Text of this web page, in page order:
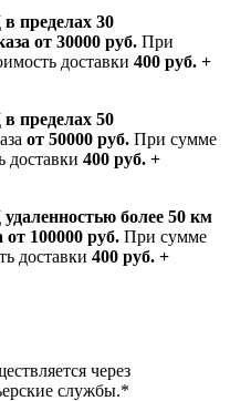
пределах 30
от 30000 руб. При
доставки 400 руб. +
пределах 50
от 50000 руб. При сумме
доставки 400 руб. +
более 50 км
от 100000 руб. При сумме
доставки 400 руб. +
через
службы.*